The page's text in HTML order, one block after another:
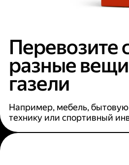
Перевозите
разные
газели
Например, мебель,
технику или спортивный